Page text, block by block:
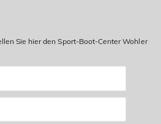
Sie hier den Sport-Boot-Center Wohler